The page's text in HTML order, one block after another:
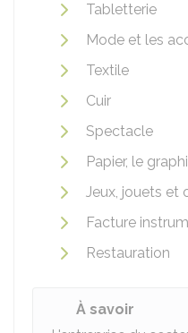
Tabletterie
Mode et les
Textile
Cuir
Spectacle
Papier, le
Jeux, jouets et
Facture
Restauration
À savoir